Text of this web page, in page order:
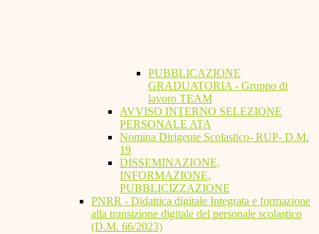
PUBBLICAZIONE
GRADUATORIA - Gruppo di
lavoro TEAM
AVVISO INTERNO SELEZIONE
PERSONALE ATA
Nomina Dirigente Scolastico- RUP- D.M.
19
DISSEMINAZIONE,
INFORMAZIONE,
PUBBLICIZZAZIONE
PNRR - Didattica digitale Integrata e formazione
alla transizione digitale del personale scolastico
(D.M. 66/2023)